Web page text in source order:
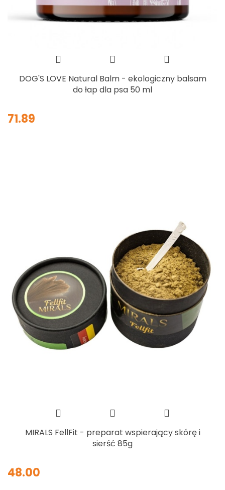
DOG'S LOVE Natural Balm - ekologiczny balsam
do łap dla psa 50 ml
71.89
MIRALS FellFit - preparat wspierający skórę i
sierść 85g
48.00